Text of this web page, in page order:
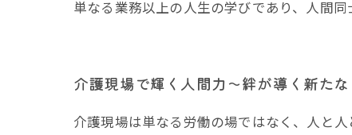
単なる業務以上の人生の学びであり、人間
介護現場で輝く人間力〜絆が導く新た
介護現場は単なる労働の場ではなく、人と